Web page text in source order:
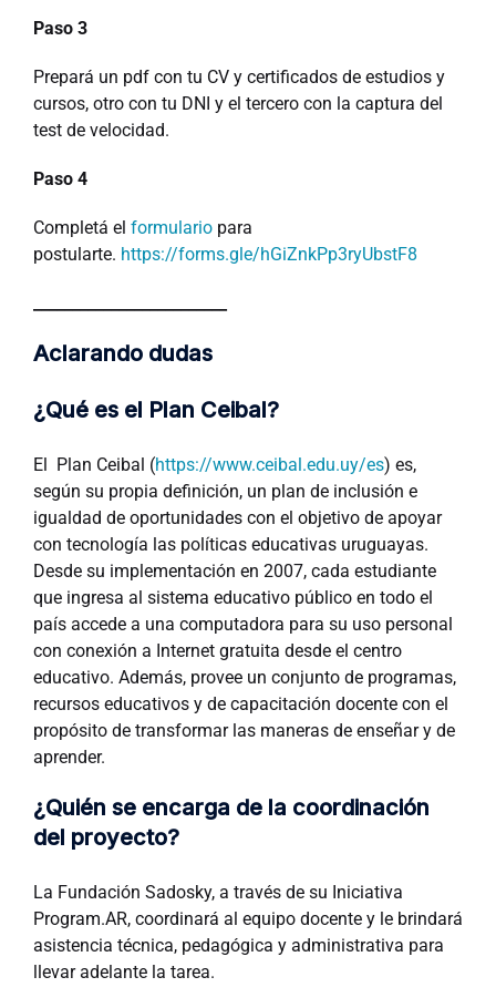
Paso 3
Prepará un pdf con tu CV y certificados de estudios y
cursos, otro con tu DNI y el tercero con la captura del
test de velocidad.
Paso 4
Completá el formulario para
postularte. https://forms.gle/hGiZnkPp3ryUbstF8
Aclarando dudas
¿Qué es el Plan Ceibal?
El Plan Ceibal (https://www.ceibal.edu.uy/es) es,
según su propia definición, un plan de inclusión e
igualdad de oportunidades con el objetivo de apoyar
con tecnología las políticas educativas uruguayas.
Desde su implementación en 2007, cada estudiante
que ingresa al sistema educativo público en todo el
país accede a una computadora para su uso personal
con conexión a Internet gratuita desde el centro
educativo. Además, provee un conjunto de programas,
recursos educativos y de capacitación docente con el
propósito de transformar las maneras de enseñar y de
aprender.
¿Quién se encarga de la coordinación
del proyecto?
La Fundación Sadosky, a través de su Iniciativa
Program.AR, coordinará al equipo docente y le brindará
asistencia técnica, pedagógica y administrativa para
llevar adelante la tarea.